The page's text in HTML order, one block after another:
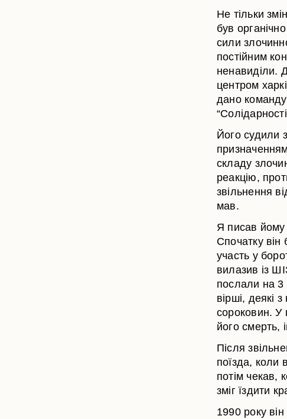
Не тільки
був
сили
постійним
ненавиділи.
центром
дано команду
Його судили
складу
реакцію,
звільнення
мав.
Я писав йому
Спочатку він
участь у
вилазив із
послали на 3
вірші, деякі
сороковин. У
його смерть,
Після
поїзда, коли
потім чекав,
зміг їздити
1990 року